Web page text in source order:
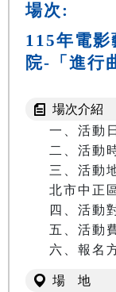
場次:
115年電
院-「進行
場次介紹
一、活動
二、活動
三、活動
北市中正
四、活動
五、活動
六、報名
場 地